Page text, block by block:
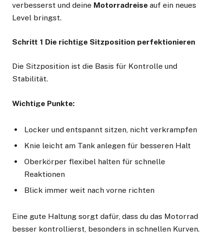
verbesserst und deine Motorradreise auf ein neues
Level bringst.
Schritt 1 Die richtige Sitzposition perfektionieren
Die Sitzposition ist die Basis für Kontrolle und
Stabilität.
Wichtige Punkte:
Locker und entspannt sitzen, nicht verkrampfen
Knie leicht am Tank anlegen für besseren Halt
Oberkörper flexibel halten für schnelle
Reaktionen
Blick immer weit nach vorne richten
Eine gute Haltung sorgt dafür, dass du das Motorrad
besser kontrollierst, besonders in schnellen Kurven.